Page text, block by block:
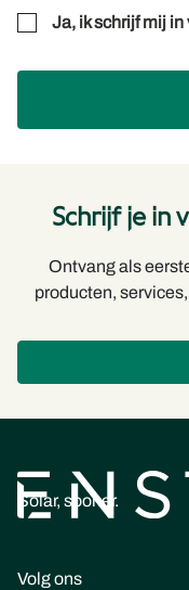
Ja, ik schrijf mij
Schrijf je in
Ontvang als
producten,
Solar, sooner.
Volg ons